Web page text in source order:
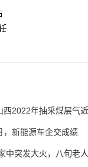
西2022年抽采煤层气
，新能源车企交成绩
中突发大火，八旬老